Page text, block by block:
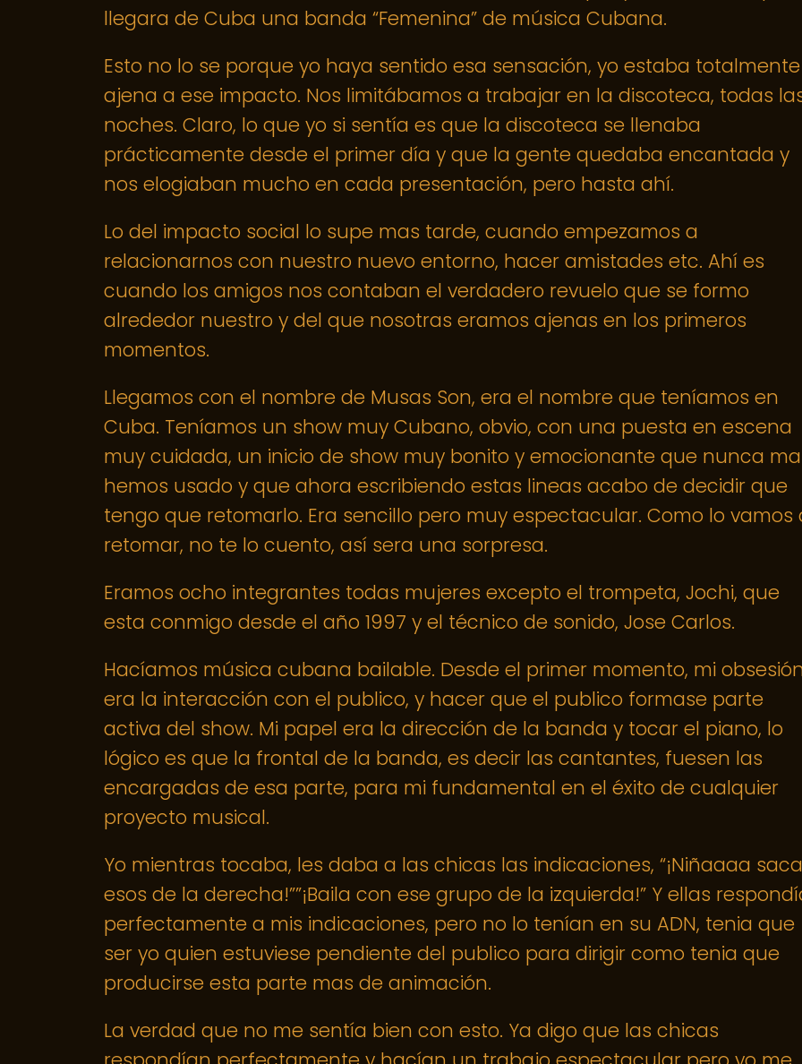
llegara de Cuba una banda “Femenina” de música Cubana.
Esto no lo se porque yo haya sentido esa sensación, yo estaba totalmente
ajena a ese impacto. Nos limitábamos a trabajar en la discoteca, todas
noches. Claro, lo que yo si sentía es que la discoteca se llenaba
prácticamente desde el primer día y que la gente quedaba encantada y
nos elogiaban mucho en cada presentación, pero hasta ahí.
Lo del impacto social lo supe mas tarde, cuando empezamos a
relacionarnos con nuestro nuevo entorno, hacer amistades etc. Ahí es
cuando los amigos nos contaban el verdadero revuelo que se formo
alrededor nuestro y del que nosotras eramos ajenas en los primeros
momentos.
Llegamos con el nombre de Musas Son, era el nombre que teníamos en
Cuba. Teníamos un show muy Cubano, obvio, con una puesta en escena
muy cuidada, un inicio de show muy bonito y emocionante que nunca
hemos usado y que ahora escribiendo estas lineas acabo de decidir que
tengo que retomarlo. Era sencillo pero muy espectacular. Como lo vamos
retomar, no te lo cuento, así sera una sorpresa.
Eramos ocho integrantes todas mujeres excepto el trompeta, Jochi, que
esta conmigo desde el año 1997 y el técnico de sonido, Jose Carlos.
Hacíamos música cubana bailable. Desde el primer momento, mi
era la interacción con el publico, y hacer que el publico formase parte
activa del show. Mi papel era la dirección de la banda y tocar el piano, lo
lógico es que la frontal de la banda, es decir las cantantes, fuesen las
encargadas de esa parte, para mi fundamental en el éxito de cualquier
proyecto musical.
Yo mientras tocaba, les daba a las chicas las indicaciones, “¡Niñaaaa
esos de la derecha!””¡Baila con ese grupo de la izquierda!” Y ellas
perfectamente a mis indicaciones, pero no lo tenían en su ADN, tenia que
ser yo quien estuviese pendiente del publico para dirigir como tenia que
producirse esta parte mas de animación.
La verdad que no me sentía bien con esto. Ya digo que las chicas